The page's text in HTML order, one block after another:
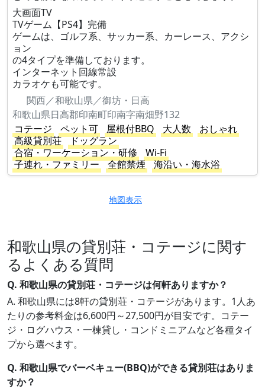
大画面TV
TVゲーム【PS4】完備
ゲームは、ゴルフ系、サッカー系、カーレース、アクシ
ョン
の4タイプを準備しております。
インターネット回線常設
カラオケも可能です。
関西／和歌山県／御坊・日高
和歌山県日高郡印南町印南字南畑野132
コテージ
ペット可 屋根付BBQ 大人数
おしゃれ
高級貸別荘
ドッグラン
合宿・ワーケーション・研修
Wi-Fi
子連れ・ファミリー
全館禁煙 海沿い・海水浴
地図表示
和歌山県の貸別荘・コテージに関す
るよくある質問
Q. 和歌山県の貸別荘・コテージは何軒ありますか？
A. 和歌山県には8軒の貸別荘・コテージがあります。1人あ
たりの参考料金は6,600円～27,500円が目安です。コテー
ジ・ログハウス・一棟貸し・コンドミニアムなど各種タイ
プから選べます。
Q. 和歌山県でバーベキュー(BBQ)ができる貸別荘はありま
すか？